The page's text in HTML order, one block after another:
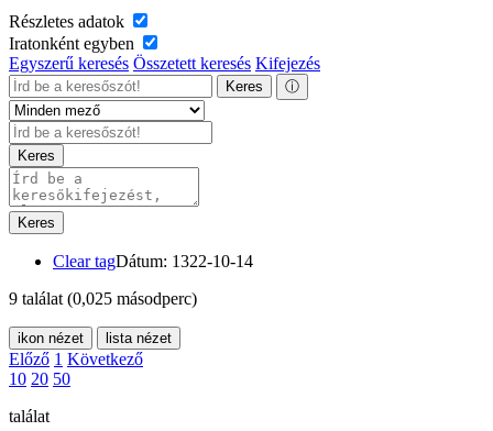
Részletes adatok
Iratonként egyben
Egyszerű keresés Összetett keresés Kifejezés
Keres ⓘ
Keres
Keres
Clear tagDátum: 1322-10-14
9 találat (0,025 másodperc)
ikon nézet lista nézet
Előző 1 Következő
10 20 50
találat